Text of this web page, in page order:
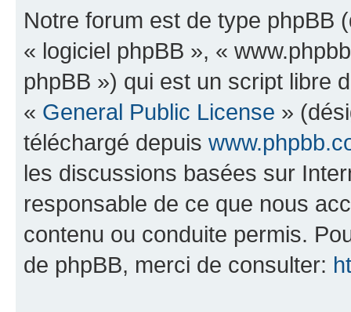
Notre forum est de type phpBB
« logiciel phpBB », «
phpBB ») qui est un script libre
« General Public License »
téléchargé depuis
les discussions basées sur
responsable de ce que nous
contenu ou conduite permis.
de phpBB, merci de consulter: